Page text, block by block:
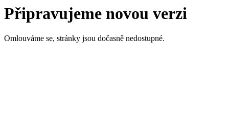
Připravujeme novou verzi
Omlouváme se, stránky jsou dočasně nedostupné.